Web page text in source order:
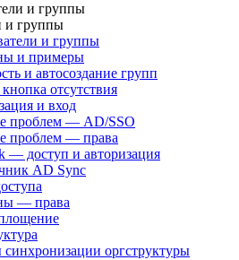
и группы
и группы
и группы
и примеры
и автосоздание групп
отсутствия
и вход
проблем — AD/SSO
проблем — права
— доступ и авторизация
AD Sync
— права
оргструктуры